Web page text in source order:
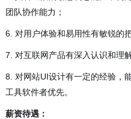
团队协作能力；
6. 对用户体验和易用性有敏锐的
7. 对互联网产品有深入认识和理
8. 对网站UI设计有一定的经验，
工具软件者优先。
薪资待遇：